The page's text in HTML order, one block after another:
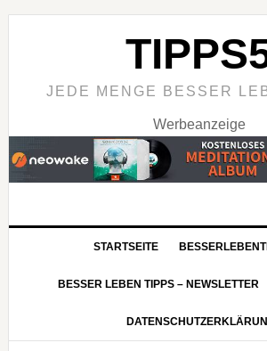
JEDE MENGE BESSER
Werbeanzeige
STARTSEITE
BESSER LEBEN TIPPS – NEWSLETTER